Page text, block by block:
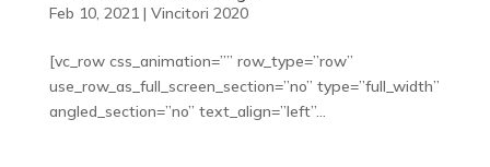
Feb 10, 2021| Vincitori 2020
[vc_row css_animation=”” row_type=”row”
use_row_as_full_screen_section=”no” type=”full_width”
angled_section=”no” text_align=”left”...